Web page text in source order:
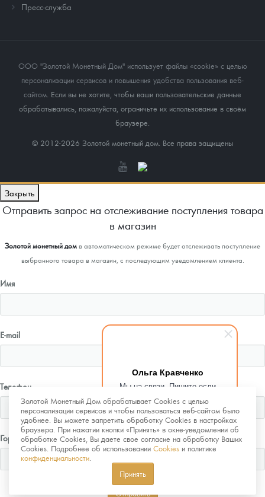
Ольга Кравченко
Мы на связи. Пишите если
возникнут любые вопросы.
Рады помочь.
Пресс-служба
ООО "Золотой Монетный Дом" использует файлы «cookie» с целью
персонализации сервисов и повышения удобства пользования веб-
сайтом . Если вы не хотите, чтобы ваши пользовательские данные
обрабатывались, пожалуйста, ограничьте их использование в своём
браузере.
© 2012-2026 Золотой монетный дом. Все права защищены
Золотой Монетный Дом обрабатывает Cookies с целью
персонализации сервисов и чтобы пользоваться веб-сайтом было
удобнее. Вы можете запретить обработку Cookies в настройках
браузера. При нажатии кнопки «Принять» в окне-уведомлении об
обработке Cookies, Вы даете свое согласие на обработку Ваших
Cookies. Подробнее об использовании Cookies и политике
конфиденциальности
Принять
Закрыть
Отправить запрос на отслеживание поступления товара
в магазин
Золотой монетный домв автоматическом режиме будет отслеживать поступление
выбранного товара в магазин, с последующим уведомлением клиента.
Имя
E-mail
Телефон
Город
Отправить